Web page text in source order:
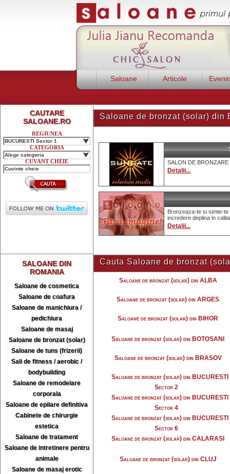
Saloane Articole
CAUTARE
SALOANE.RO
REGIUNEA
BUCURESTI Sector 1
CATEGORIA
Alege categoria
CUVANT CHEIE
SALOANE DIN
ROMANIA
Saloane de cosmetica
Saloane de coafura
Saloane de manichiura /
pedichiura
Saloane de masaj
Saloane de bronzat (solar)
Saloane de tuns (frizerii)
Sali de fitness / aerobic /
bodybuilding
Saloane de remodelare
corporala
Saloane de epilare definitiva
Cabinete de chirurgie
estetica
Saloane de tratament
Saloane de intretinere pentru
animale
Saloane de masaj erotic
Saloane de bronzat (solar) din
SALON DE
Detalii...
Bronzeaza-te si simte-
incredere deplina in
Detalii...
Cauta Saloane de bronzat
Saloane de bronzat (solar) din ALBA
Saloane de bronzat (solar) din ARGES
Saloane de bronzat (solar) din BIHOR
Saloane de bronzat (solar) din BOTOSANI
Saloane de bronzat (solar) din BRASOV
Saloane de bronzat (solar) din BUCURESTI
Sector 2
Saloane de bronzat (solar) din BUCURESTI
Sector 4
Saloane de bronzat (solar) din BUCURESTI
Sector 6
Saloane de bronzat (solar) din CALARASI
Saloane de bronzat (solar) din CLUJ